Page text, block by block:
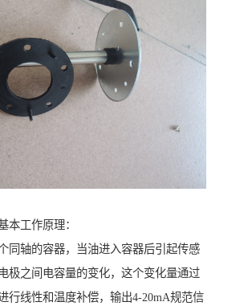
本工作原理：
同轴的容器，当油进入容器后引起传感
极之间电容量的变化，这个变化量通过
行线性和温度补偿，输出4-20mA规范信